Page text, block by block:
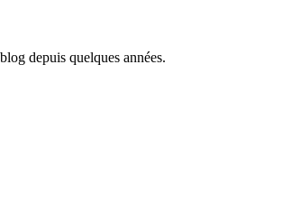
depuis quelques années.